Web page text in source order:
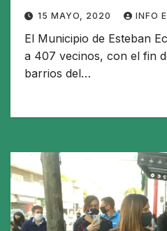
15 MAYO, 2020 INFO
El Municipio de Esteban
a 407 vecinos, con el fin
barrios del…